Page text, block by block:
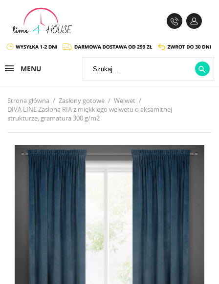
MENU 
Strona główna Zasłony gotowe
Welwet
DIVA LINE Zasłona RIA z miękkiego welwetu o aksamitnej
strukturze, gramatura 300 g/m2